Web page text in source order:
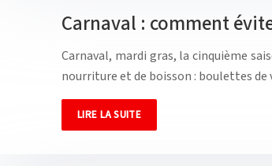
Carnaval : comment
Carnaval, mardi gras, la cinquième
nourriture et de boisson : boulettes de
LIRE LA SUITE